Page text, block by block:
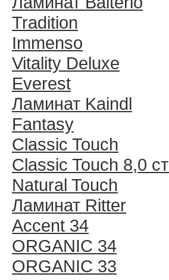
Tradition
Immenso
Vitality Deluxe
Everest
Ламинат Kaindl
Fantasy
Classic Touch
Classic Touch 8,0
Natural Touch
Ламинат Ritter
Accent 34
ORGANIC 34
ORGANIC 33